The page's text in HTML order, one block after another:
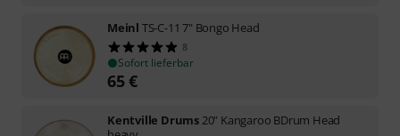
Meinl TS-C-11 7" Bongo Head
8
Sofort lieferbar
65€
Kentville Drums 20" Kangaroo BDrum Head